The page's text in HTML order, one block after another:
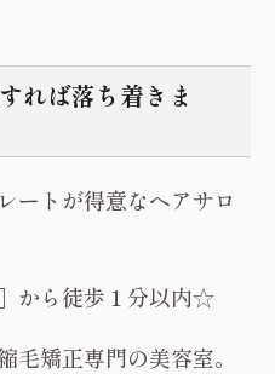
れば落ち着きま
トが得意なヘアサロ
から徒歩１分以内☆
毛矯正専門の美容室。